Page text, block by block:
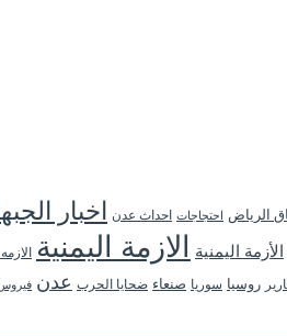
الرياض احتجاجات احداث عدن اخبار
الأزمة اليمنية الازمة اليمنية
روسيا سوريا صنعاء ضحايا الحرب عدن فيروس